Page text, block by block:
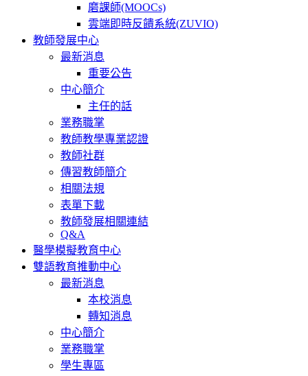
磨課師(MOOCs)
雲端即時反饋系統(ZUVIO)
教師發展中心
最新消息
重要公告
中心簡介
主任的話
業務職掌
教師教學專業認證
教師社群
傳習教師簡介
相關法規
表單下載
教師發展相關連結
Q&A
醫學模擬教育中心
雙語教育推動中心
最新消息
本校消息
轉知消息
中心簡介
業務職掌
學生專區